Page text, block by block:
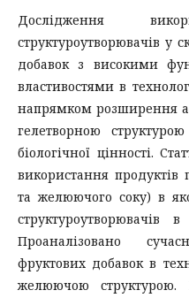
Дослідження
структуроутворювачів у
добавок з високими
властивостями в
напрямком розширення
гелетворною
біологічної цінності.
використання
та желюючого соку) в
структуроутворювачів
Проаналізовано
фруктових добавок в
желюючою структурою.